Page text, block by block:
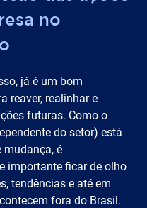
no
já é um bom
reaver, realinhar e
futuras. Como o
do setor) está
mudança, é
importante ficar de olho
tendências e até em
fora do Brasil.